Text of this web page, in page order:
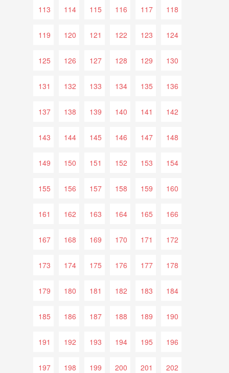
113 114 115 116 117 118
119 120 121 122 123 124
125 126 127 128 129 130
131 132 133 134 135 136
137 138 139 140 141 142
143 144 145 146 147 148
149 150 151 152 153 154
155 156 157 158 159 160
161 162 163 164 165 166
167 168 169 170 171 172
173 174 175 176 177 178
179 180 181 182 183 184
185 186 187 188 189 190
191 192 193 194 195 196
197 198 199 200 201 202